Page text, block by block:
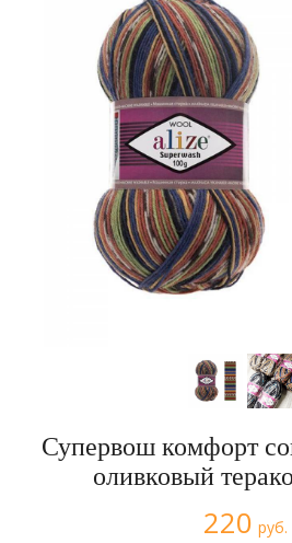
Супервош комфорт
оливковый
220 руб.